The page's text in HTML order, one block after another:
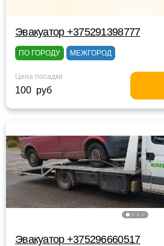
Эвакуатор +375291398777
ПО ГОРОДУ МЕЖГОРОД
Цена посадки
100 руб
Эвакуатор +375296660517